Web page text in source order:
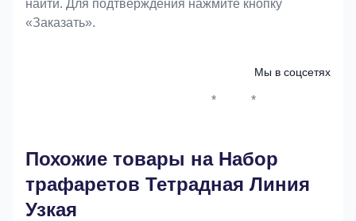
найти. Для подтверждения нажмите кнопку
«Заказать».
Мы в соцсетях
* *
Похожие товары на Набор
трафаретов Тетрадная Линия
Узкая